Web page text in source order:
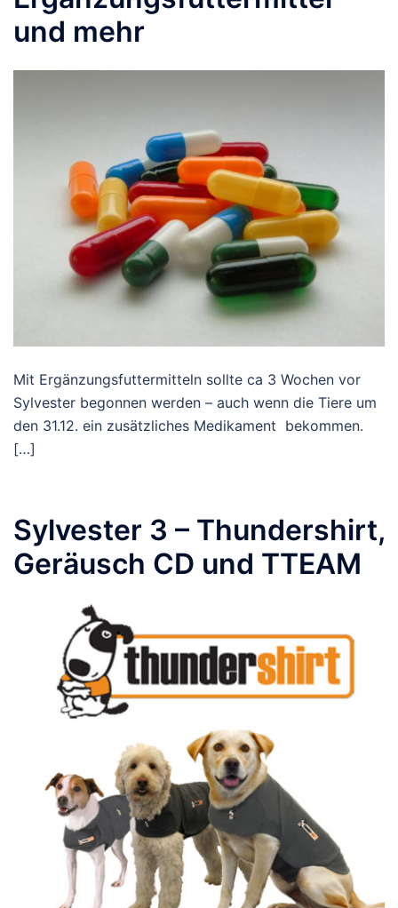
und mehr
Mit Ergänzungsfuttermitteln sollte ca 3 Wochen vor
Sylvester begonnen werden – auch wenn die Tiere um
den 31.12. ein zusätzliches Medikament bekommen.
[…]
Sylvester 3 – Thundershirt,
Geräusch CD und TTEAM